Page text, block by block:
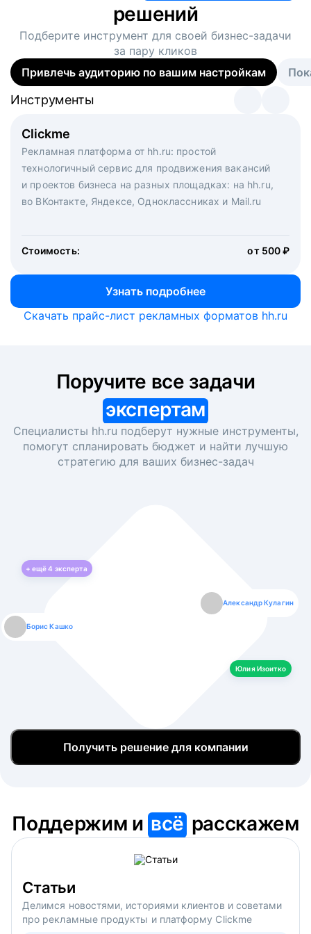
решений
Подберите инструмент для своей бизнес-задачи
за пару кликов
Привлечь аудиторию по вашим настройкам
Clickme
Рекламная платформа от hh.ru: простой
технологичный сервис для продвижения вакансий
и проектов бизнеса на разных площадках: на hh.ru,
во ВКонтакте, Яндексе, Одноклассниках и Mail.ru
Стоимость: от 500 ₽
Узнать подробнее
Инструменты
Вакансия дня
Рекламный формат для вакансий на главной странице
hh.ru. Увеличивает количество откликов
Инструменты
Массовый подбор под ключ. Решите, сколько
кандидатов и когда вам нужно, и за дело возьмутся
маркетологи, рекрутеры и проектные менеджеры
hh.ru с целым набором digital-инструментов
Инструменты
Скачать прайс-лист рекламных форматов hh.ru
экспертам
Специалисты hh.ru подберут нужные инструменты,
помогут спланировать бюджет и найти лучшую
стратегию для ваших бизнес-задач
+ ещё4 эксперта
Борис Кашко
Александр Кулагин
Юлия Изоитко
Юлия Изоитко
Даниил Макаров
Александр Кулагин
Екатерина Лазаренко
Даниил Макаров
Борис Кашко
Екатерина Лазаренко
Юлия Изоитко
Получить решение для компании
Поддержим ивсё расскажем
Статьи
Делимся новостями, историями клиентов и советами
про рекламные продукты и платформу Clickme